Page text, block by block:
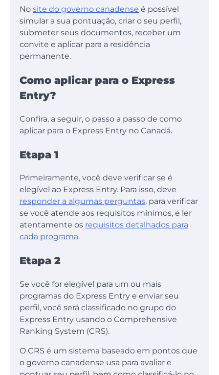
No site do governo canadense é possível
simular a sua pontuação, criar o seu perfil,
submeter seus documentos, receber um
convite e aplicar para a residência
permanente.
Como aplicar para o Express
Entry?
Confira, a seguir, o passo a passo de como
aplicar para o Express Entry no Canadá.
Etapa 1
Primeiramente, você deve verificar se é
elegível ao Express Entry. Para isso, deve
responder a algumas perguntas, para verificar
se você atende aos requisitos mínimos, e ler
atentamente os requisitos detalhados para
cada programa.
Etapa 2
Se você for elegível para um ou mais
programas do Express Entry e enviar seu
perfil, você será classificado no grupo do
Express Entry usando o Comprehensive
Ranking System (CRS).
O CRS é um sistema baseado em pontos que
o governo canadense usa para avaliar e